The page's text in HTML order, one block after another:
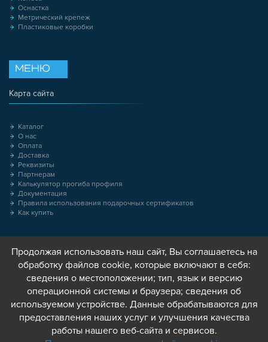
Оснастка
Метрический крепеж
Пластиковые коробки
МЕНЮ
Карта сайта
Каталог
О нас
Оплата
Доставка
Реквизиты
Партнерам
Калькулятор прогиба профиля
Документация
Правила использования подарочных сертификатов
Как купить
Продолжая использовать наш сайт, Вы соглашаетесь на
обработку файлов cookie, которые включают в себя:
сведения о местоположении; тип, язык и версию
операционной системы и браузера; сведения об
используемом устройстве. Данные обрабатываются для
предоставления наших услуг и улучшения качества
работы нашего веб-сайта и сервисов.